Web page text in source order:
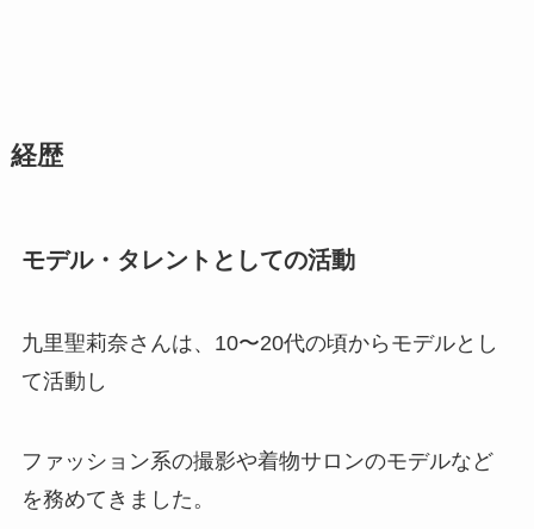
経歴
モデル・タレントとしての活動
九里聖莉奈さんは、10〜20代の頃からモデルとし
て活動し
ファッション系の撮影や着物サロンのモデルなど
を務めてきました。